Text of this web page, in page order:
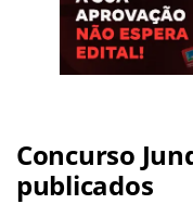
Concurso
publicados